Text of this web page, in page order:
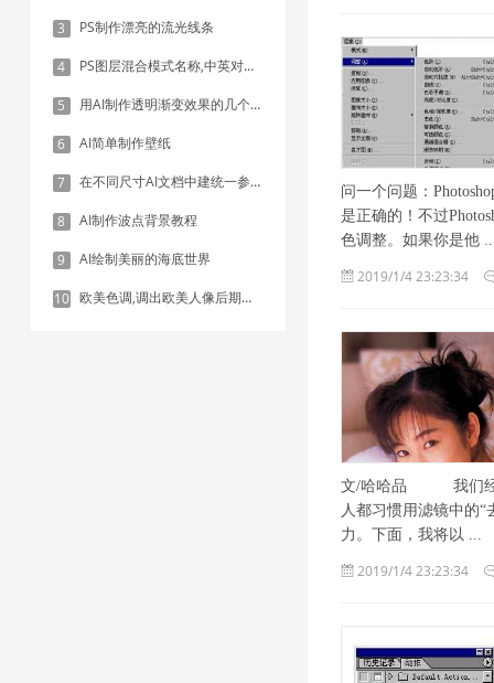
3 PS制作漂亮的流光线条
4 PS图层混合模式名称,中英对照表
5 用AI制作透明渐变效果的几个方法
6 AI简单制作壁纸
7 在不同尺寸AI文档中建统一参考线 - 方法1：对齐和分布
8 AI制作波点背景教程
9 AI绘制美丽的海底世界
10 欧美色调,调出欧美人像后期色调实例
问一个问题：
是正确的！不过
色调整。如果你是他
2019/1/4 23:23:34
文/哈哈品 我们经常
人都习惯用滤镜中的
力。下面，我将以 ...
2019/1/4 23:23:34